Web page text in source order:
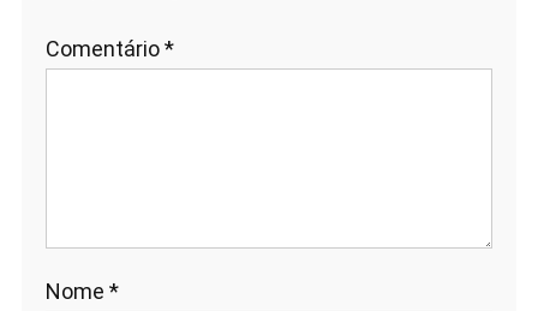
Comentário*
Nome *